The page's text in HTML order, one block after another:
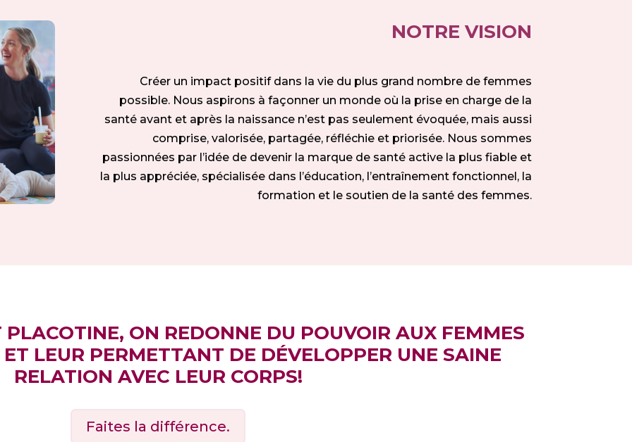
NOTRE VISION
Créer un impact positif dans la vie du plus grand nombre de femmes
possible. Nous aspirons à façonner un monde où la prise en charge de la
santé avant et après la naissance n’est pas seulement évoquée, mais aussi
comprise, valorisée, partagée, réfléchie et priorisée. Nous sommes
passionnées par l’idée de devenir la marque de santé active la plus fiable et
la plus appréciée, spécialisée dans l’éducation, l’entraînement fonctionnel, la
formation et le soutien de la santé des femmes.
ON REDONNE DU POUVOIR AUX FEMMES
LEUR PERMETTANT DE DÉVELOPPER UNE SAINE
RELATION AVEC LEUR CORPS!
Faites la différence.